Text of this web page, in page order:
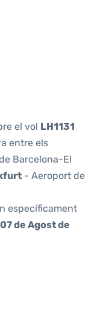
el vol LH1131
entre els
Barcelona-El
- Aeroport de
específicament
de Agost de